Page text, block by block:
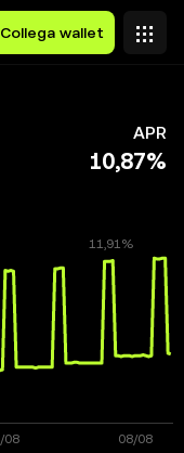
Collega wallet
APR
10,87%